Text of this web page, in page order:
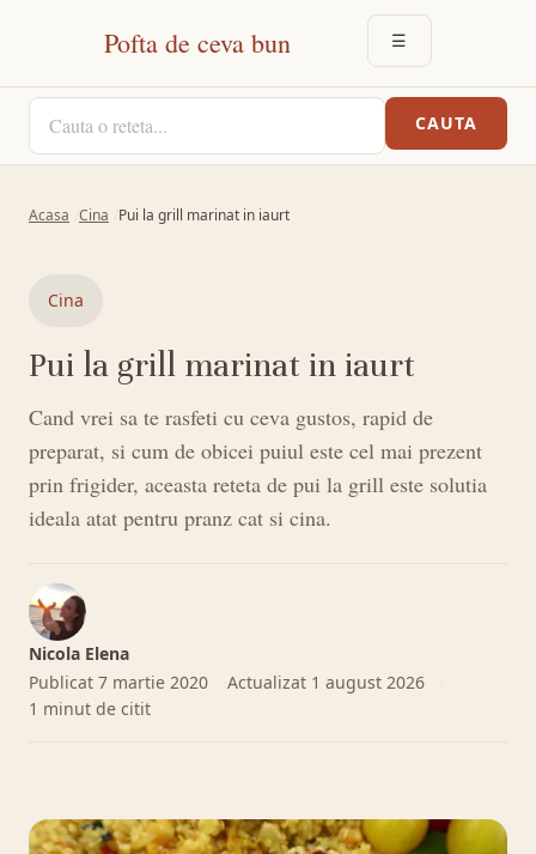
Pofta de ceva bun ☰DESCHIDE
CAUTA O RETETA
CAUTA
Acasa Cina Pui la grill marinat in iaurt
Cina
Pui la grill marinat in iaurt
Cand vrei sa te rasfeti cu ceva gustos, rapid de
preparat, si cum de obicei puiul este cel mai prezent
prin frigider, aceasta reteta de pui la grill este solutia
ideala atat pentru pranz cat si cina.
Nicola Elena
Publicat 7 martie 2020 Actualizat 1 august 2026
1 minut de citit